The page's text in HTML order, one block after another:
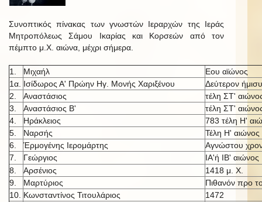
Συνοπτικός πίνακας των γνωστών Ιεραρχών της Ιεράς
Μητροπόλεως Σάμου Ικαρίας και Κορσεών από τον
πέμπτο μ.Χ. αιώνα, μέχρι σήμερα.
1. Μιχαήλ
Εου αϊώνος
1α. Ισίδωρος Α' Πρώην Ηγ. Μονής Χαριξένου
Δεύτερον
2.
Αναστάσιος
τέλη ΣΤ'
3.
Αναστάσιος Β'
τέλη ΣΤ'
4.
Ηράκλειος
783 τέλη Η'
5.
Ναρσής
Τέλη Η' αιώνος
6.
Έρμογένης Ιερομάρτης
Αγνώστου
7.
Γεώργιος ΙΑ'ή IB' αιώνος
8.
Αρσένιος
1418 μ. X.
9.
Μαρτύριος
Πιθανόν προ
10. Κωνσταντίνος Τιτουλάριος
1472